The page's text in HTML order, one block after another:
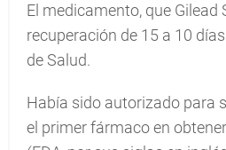
El medicamento, que Gilead
recuperación de 15 a 10
de Salud.
Había sido autorizado para
el primer fármaco en